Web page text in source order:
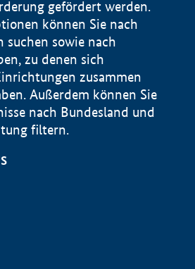
gefördert werden.
können Sie nach
suchen sowie nach
zu denen sich
zusammen
Außerdem können Sie
nach Bundesland und
filtern.